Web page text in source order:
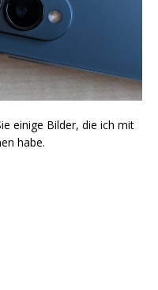
einige Bilder, die ich mit
habe.